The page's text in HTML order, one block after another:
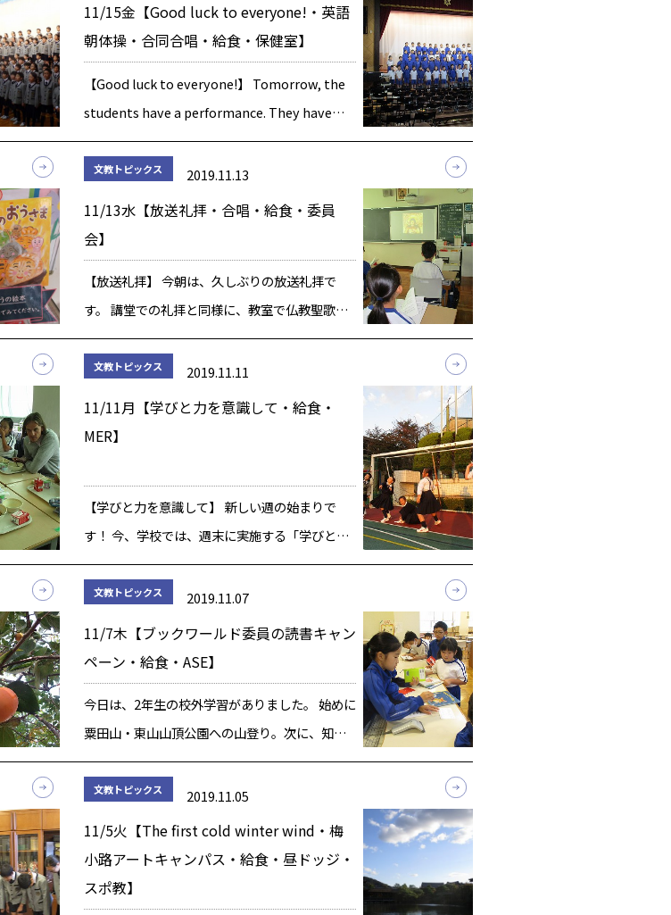
11/15金【Good luck to everyone!・英語
朝体操・合同合唱・給食・保健室】
【Good luck to everyone!】 Tomorrow, the
students have a performance. They have
been busy preparing songs, dance […]
文教トピックス 2019.11.13
11/13水【放送礼拝・合唱・給食・委員
会】
【放送礼拝】 今朝は、久しぶりの放送礼拝で
す。 講堂での礼拝と同様に、教室で仏教聖歌を
歌い、お十念をお唱えしました。 校長先生のお
話です。 まずは、日々のがんばりについてで
文教トピックス 2019.11.11
11/11月【学びと力を意識して・給食・
MER】
【学びと力を意識して】 新しい週の始まりで
す！ 今、学校では、週末に実施する「学びと力
の発表会Ⅱ」に向けて、子ども達一人ひとりが
真剣に取り組んでいます。子ども達が各学年・
文教トピックス 2019.11.07
11/7木【ブックワールド委員の読書キャン
ペーン・給食・ASE】
今日は、2年生の校外学習がありました。 始めに
粟田山・東山山頂公園への山登り。次に、知恩
院のお参りと円山公園でのお弁当タイム。最後
に、漢字ミュージアムの見学・・・・と盛りだ
文教トピックス 2019.11.05
11/5火【The first cold winter wind・梅
小路アートキャンパス・給食・昼ドッジ・
スポ教】